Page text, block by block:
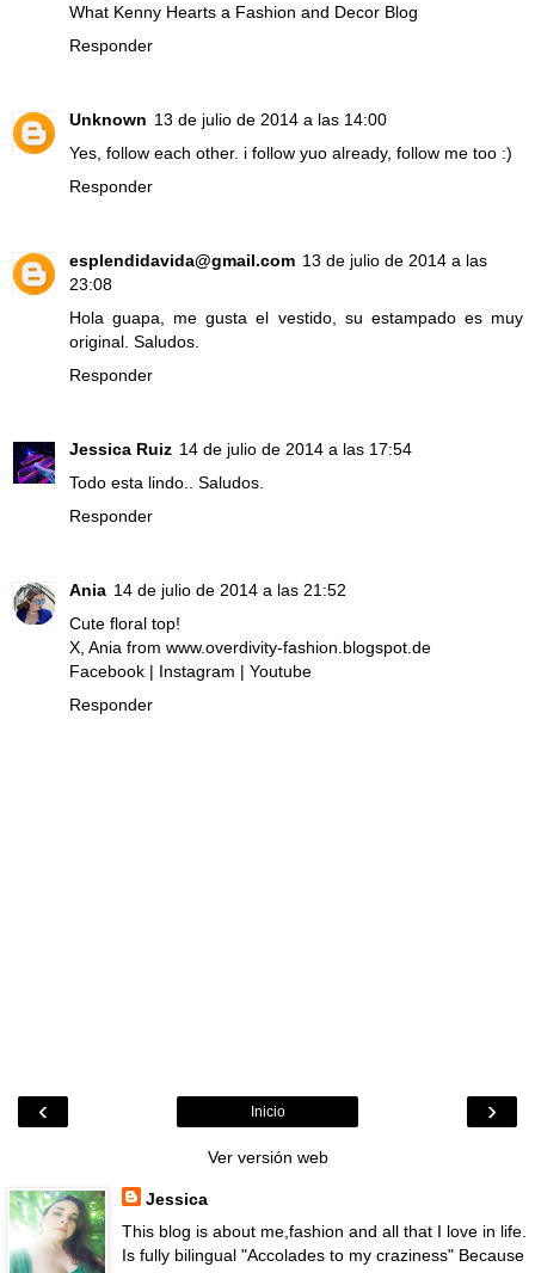
What Kenny Hearts a Fashion and Decor Blog
Responder
Unknown 13 de julio de 2014 a las 14:00
Yes, follow each other. i follow yuo already, follow me too :)
Responder
esplendidavida@gmail.com 13 de julio de 2014 a las
23:08
Hola guapa, me gusta el vestido, su estampado es muy
original. Saludos.
Responder
Jessica Ruiz 14 de julio de 2014 a las 17:54
Todo esta lindo.. Saludos.
Responder
Ania 14 de julio de 2014 a las 21:52
Cute floral top!
X, Ania from www.overdivity-fashion.blogspot.de
Facebook | Instagram | Youtube
Responder
‹ ›
Inicio
Ver versión web
Jessica
This blog is about me,fashion and all that I love in life.
Is fully bilingual "Accolades to my craziness" Because